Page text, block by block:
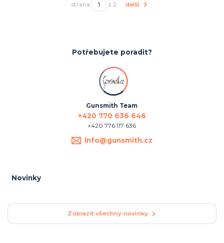
strana z 2 další
Potřebujete poradit?
Gunsmith Team
+420 770 636 646
+420 776 117 636
info@gunsmith.cz
Novinky
Zobrazit všechny novinky